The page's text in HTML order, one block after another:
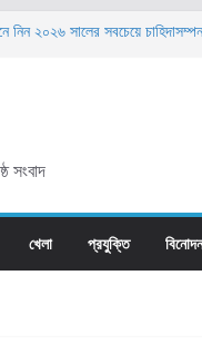
নিন ২০২৬ সালের সবচেয়ে
নাকি এফডিআর: টাকা কোথায়
ব্যাংকে ম্যানেজমেন্ট ট্রেইনি
খেলা প্রযুক্তি বিনোদন